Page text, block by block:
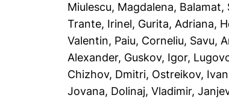
Miulescu, Magdalena, Balamat,
Trante, Irinel, Gurita, Adriana,
Valentin, Paiu, Corneliu, Savu,
Alexander, Guskov, Igor,
Chizhov, Dmitri, Ostreikov, Ivan
Jovana, Dolinaj, Vladimir,